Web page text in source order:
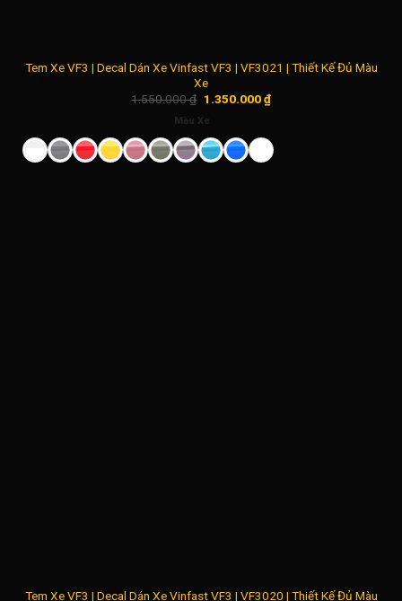
Tem Xe VF3 | Decal Dán Xe Vinfast VF3 | VF3021 | Thiết Kế Đủ Màu
Xe
1.550.000₫ Giá
là:
1.350.000₫Giá
hiện
1.350.000 ₫.
Màu Xe
Tem Xe VF3 | Decal Dán Xe Vinfast VF3 | VF3020 | Thiết Kế Đủ Màu